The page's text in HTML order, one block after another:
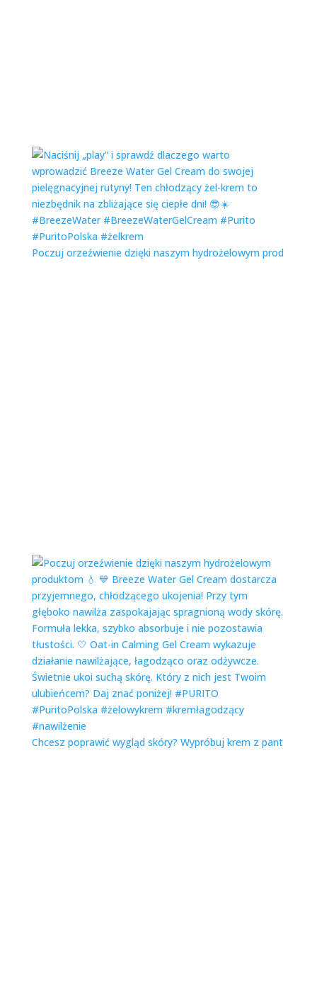
Poczuj orzeźwienie dzięki naszym hydrożelowym prod
Chcesz poprawić wygląd skóry? Wypróbuj krem z pant